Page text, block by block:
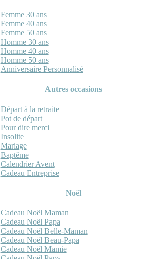
Femme 30 ans
Femme 40 ans
Femme 50 ans
Homme 30 ans
Homme 40 ans
Homme 50 ans
Anniversaire Personnalisé
Autres occasions
Départ à la retraite
Pot de départ
Pour dire merci
Insolite
Mariage
Baptême
Calendrier Avent
Cadeau Entreprise
Noël
Cadeau Noël Maman
Cadeau Noël Papa
Cadeau Noël Belle-Maman
Cadeau Noël Beau-Papa
Cadeau Noël Mamie